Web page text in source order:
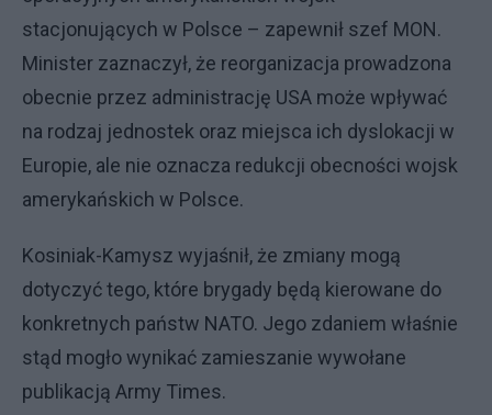
stacjonujących w Polsce – zapewnił szef MON.
Minister zaznaczył, że reorganizacja prowadzona
obecnie przez administrację USA może wpływać
na rodzaj jednostek oraz miejsca ich dyslokacji w
Europie, ale nie oznacza redukcji obecności wojsk
amerykańskich w Polsce.
Kosiniak-Kamysz wyjaśnił, że zmiany mogą
dotyczyć tego, które brygady będą kierowane do
konkretnych państw NATO. Jego zdaniem właśnie
stąd mogło wynikać zamieszanie wywołane
publikacją Army Times.